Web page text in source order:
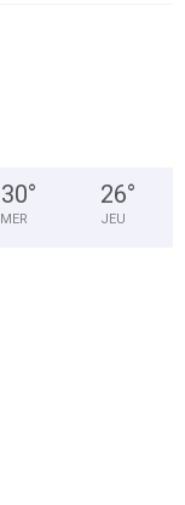
30°
MER
26°
JEU